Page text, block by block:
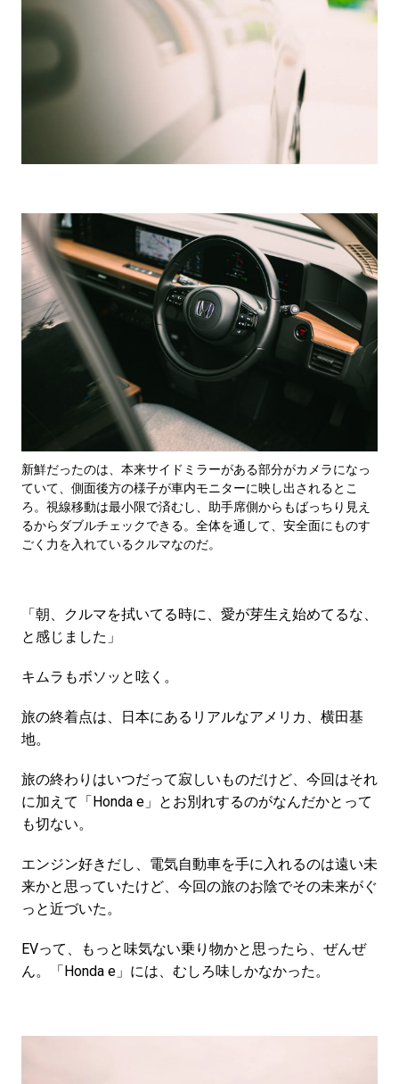
新鮮だったのは、本来サイドミラーがある部分がカメラになっ
ていて、側面後方の様子が車内モニターに映し出されるとこ
ろ。視線移動は最小限で済むし、助手席側からもばっちり見え
るからダブルチェックできる。全体を通して、安全面にものす
ごく力を入れているクルマなのだ。
「朝、クルマを拭いてる時に、愛が芽生え始めてるな、
と感じました」
キムラもボソッと呟く。
旅の終着点は、日本にあるリアルなアメリカ、横田基
地。
旅の終わりはいつだって寂しいものだけど、今回はそれ
に加えて「Honda e」とお別れするのがなんだかとって
も切ない。
エンジン好きだし、電気自動車を手に入れるのは遠い未
来かと思っていたけど、今回の旅のお陰でその未来がぐ
っと近づいた。
EVって、もっと味気ない乗り物かと思ったら、ぜんぜ
ん。「Honda e」には、むしろ味しかなかった。